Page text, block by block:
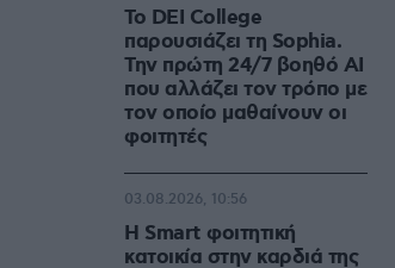
Το DEI College
παρουσιάζει τη Sophia.
Την πρώτη 24/7 βοηθό AI
που αλλάζει τον τρόπο με
τον οποίο μαθαίνουν οι
φοιτητές
Η Smart φοιτητική
κατοικία στην καρδιά της
03.08.2026, 10:56